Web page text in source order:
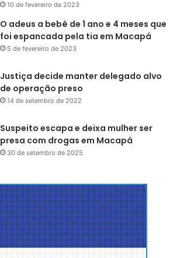
10 de fevereiro de 2023
O adeus a bebê de 1 ano e 4 meses que
foi espancada pela tia em Macapá
5 de fevereiro de 2023
Justiça decide manter delegado alvo
de operação preso
14 de setembro de 2022
Suspeito escapa e deixa mulher ser
presa com drogas em Macapá
30 de setembro de 2025